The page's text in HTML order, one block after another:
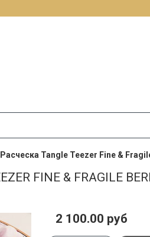
Расческа Tangle Teezer Fine &
FINE & FRAGILE
2 100.00 руб